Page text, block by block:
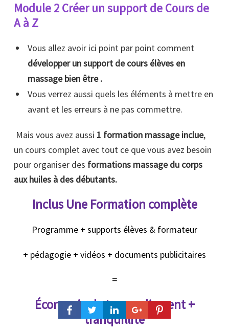
Module 2 Créer un support de Cours de
A à Z
Vous allez avoir ici point par point comment
développer un support de cours élèves en
massage bien être .
Vous verrez aussi quels les éléments à mettre en
avant et les erreurs à ne pas commettre.
Mais vous avez aussi 1 formation massage inclue,
un cours complet avec tout ce que vous avez besoin
pour organiser des formations massage du corps
aux huiles à des débutants.
Inclus Une Formation complète
Programme + supports élèves & formateur
+ pédagogie + vidéos + documents publicitaires
=
Économie de temps d’argent +
tranquillité